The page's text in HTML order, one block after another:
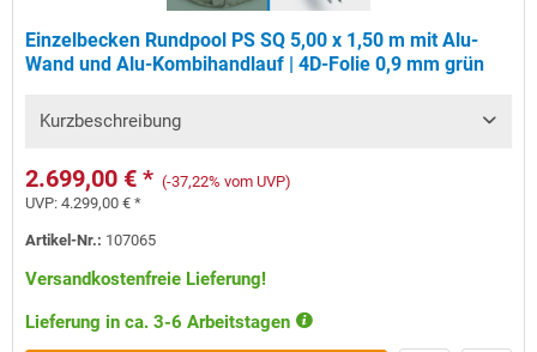
Einzelbecken Rundpool PS SQ 5,00 x 1,50 m mit Alu-
Wand und Alu-Kombihandlauf | 4D-Folie 0,9 mm grün
Kurzbeschreibung
2.699,00 € * (-37,22% vom UVP)
UVP:4.299,00 € *
Artikel-Nr.: 107065
Versandkostenfreie Lieferung!
Lieferung in ca. 3-6 Arbeitstagen